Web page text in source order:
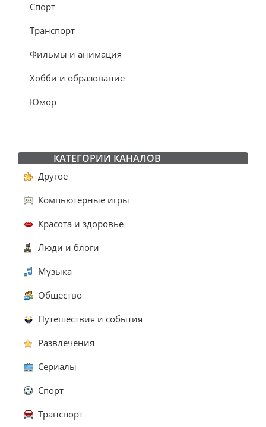
Спорт
Транспорт
Фильмы и анимация
Хобби и образование
Юмор
КАТЕГОРИИ КАНАЛОВ
Другое
Компьютерные игры
Красота и здоровье
Люди и блоги
Музыка
Общество
Путешествия и события
Развлечения
Сериалы
Спорт
Транспорт